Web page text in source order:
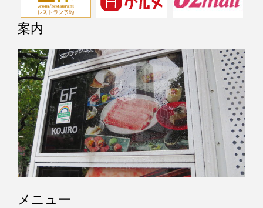
案内
メニュー